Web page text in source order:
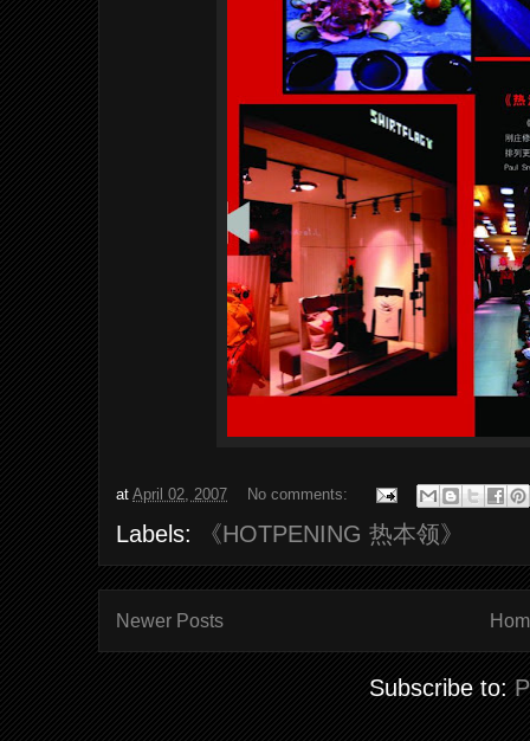
atApril 02, 2007 No comments:
Labels: 《HOTPENING 热本领》
Newer Posts
Subscribe to: